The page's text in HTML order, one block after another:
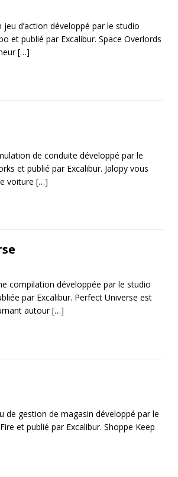
d’action développé par le studio
et publié par Excalibur. Space Overlords
[…]
de conduite développé par le
et publié par Excalibur. Jalopy vous
voiture […]
compilation développée par le studio
par Excalibur. Perfect Universe est
autour[…]
de gestion de magasin développé par le
et publié par Excalibur. Shoppe Keep